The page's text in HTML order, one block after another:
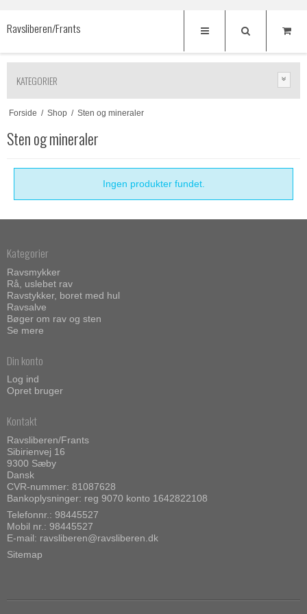
Ravsliberen/Frants
KATEGORIER
Forside / Shop / Sten og mineraler
Sten og mineraler
Ingen produkter fundet.
Kategorier
Ravsmykker
Rå, uslebet rav
Ravstykker, boret med hul
Ravsalve
Bøger om rav og sten
Se mere
Din konto
Log ind
Opret bruger
Kontakt
Ravsliberen/Frants
Sibirienvej 16
9300 Sæby
Dansk
CVR-nummer: 81087628
Bankoplysninger: reg 9070 konto 1642822108
Telefonnr.: 98445527
Mobil nr.: 98445527
E-mail: ravsliberen@ravsliberen.dk
Sitemap